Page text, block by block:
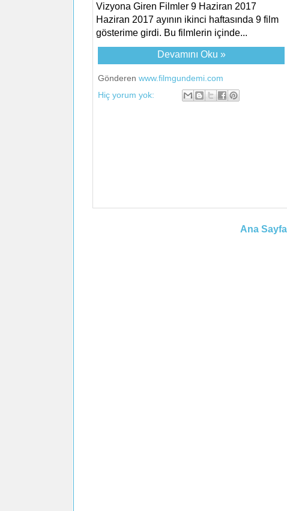
Vizyona Giren Filmler 9 Haziran 2017
Haziran 2017 ayının ikinci haftasında 9 film
gösterime girdi. Bu filmlerin içinde...
Devamını Oku »
Gönderen www.filmgundemi.com
Hiç yorum yok:
Ana Sayfa